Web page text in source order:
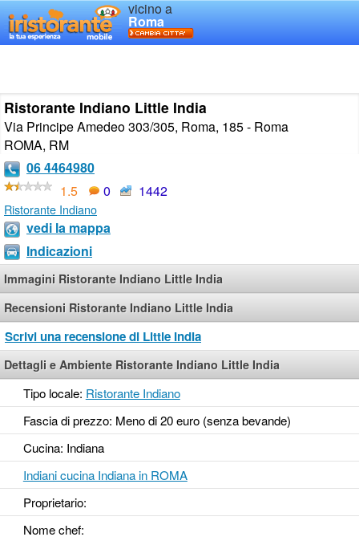
vicino a
Roma
Ristorante Indiano Little India
Via Principe Amedeo 303/305, Roma, 185 - Roma
ROMA, RM
06 4464980
1.5
0 1442
Ristorante Indiano
vedi la mappa
Indicazioni
Immagini Ristorante Indiano Little India
Recensioni Ristorante Indiano Little India
Scrivi una recensione di Little India
Dettagli e Ambiente Ristorante Indiano Little India
Tipo locale: Ristorante Indiano
Fascia di prezzo: Meno di 20 euro (senza bevande)
Cucina: Indiana
Indiani cucina Indiana in ROMA
Proprietario:
Nome chef: